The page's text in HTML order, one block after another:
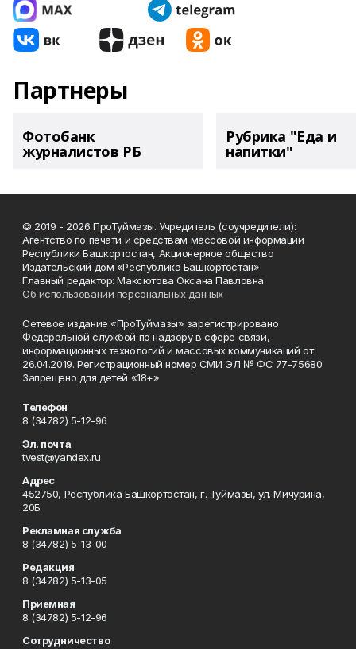
Партнеры
Фотобанк
журналистов РБ
Рубрика "Еда и
напитки"
© 2019 - 2026 ПроТуймазы. Учредитель (соучредители):
Агентство по печати и средствам массовой информации
Республики Башкортостан, Акционерное общество
Издательский дом «Республика Башкортостан»
Главный редактор: Максютова Оксана Павловна
Об использовании персональных данных
Сетевое издание «ПроТуймазы» зарегистрировано
Федеральной службой по надзору в сфере связи,
информационных технологий и массовых коммуникаций от
26.04.2019. Регистрационный номер СМИ ЭЛ № ФС 77-75680.
Запрещено для детей «18+»
Телефон
8 (34782) 5-12-96
Эл. почта
tvest@yandex.ru
Адрес
452750, Республика Башкортостан, г. Туймазы, ул. Мичурина,
20Б
Рекламная служба
8 (34782) 5-13-00
Редакция
8 (34782) 5-13-05
Приемная
8 (34782) 5-12-96
Сотрудничество